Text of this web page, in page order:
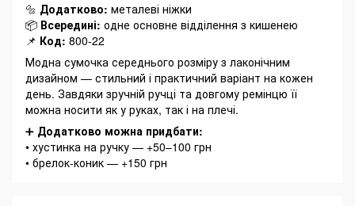
🔩 Додатково: металеві ніжки
📦 Всередині: одне основне відділення з кишенею
📌 Код: 800-22
Модна сумочка середнього розміру з лаконічним
дизайном — стильний і практичний варіант на кожен
день. Завдяки зручній ручці та довгому ремінцю її
можна носити як у руках, так і на плечі.
➕ Додатково можна придбати:
• хустинка на ручку — +50–100 грн
• брелок-коник — +150 грн